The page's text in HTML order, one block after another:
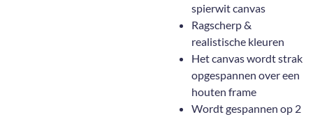
spierwit canvas
Ragscherp &
realistische kleuren
Het canvas wordt strak
opgespannen over een
houten frame
Wordt gespannen op 2